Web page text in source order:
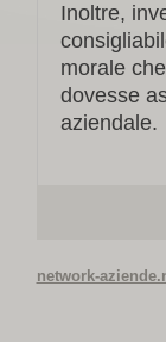
Inoltre,
morale
dovesse
aziendale.
network-